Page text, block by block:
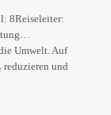
8Reiseleiter:
Umwelt. Auf
reduzieren und